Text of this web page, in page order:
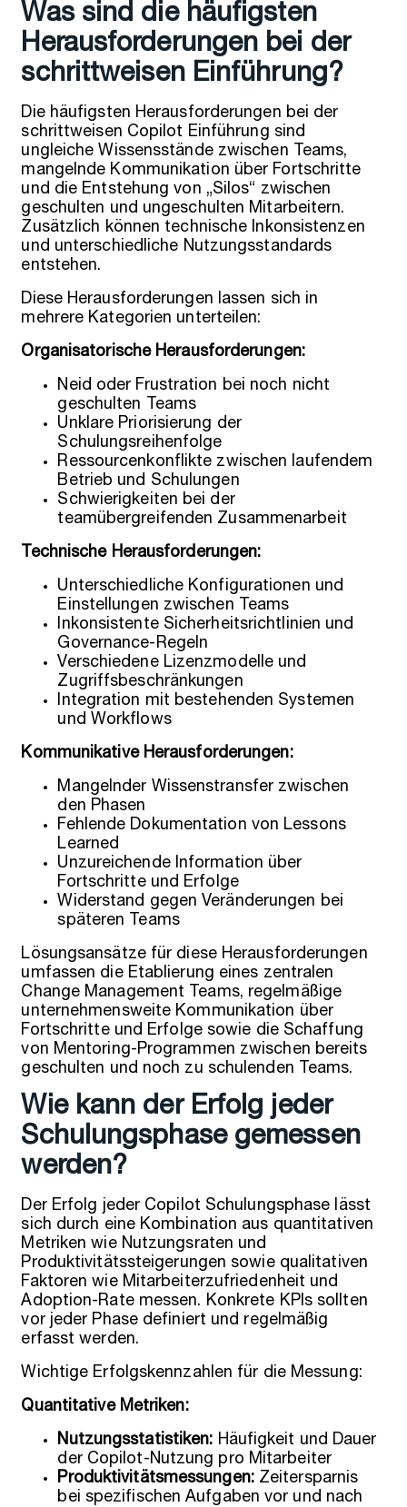
Was sind die häufigsten
Herausforderungen bei der
schrittweisen Einführung?
Die häufigsten Herausforderungen bei der
schrittweisen Copilot Einführung sind
ungleiche Wissensstände zwischen Teams,
mangelnde Kommunikation über Fortschritte
und die Entstehung von „Silos“ zwischen
geschulten und ungeschulten Mitarbeitern.
Zusätzlich können technische Inkonsistenzen
und unterschiedliche Nutzungsstandards
entstehen.
Diese Herausforderungen lassen sich in
mehrere Kategorien unterteilen:
Organisatorische Herausforderungen:
Neid oder Frustration bei noch nicht
geschulten Teams
Unklare Priorisierung der
Schulungsreihenfolge
Ressourcenkonflikte zwischen laufendem
Betrieb und Schulungen
Schwierigkeiten bei der
teamübergreifenden Zusammenarbeit
Technische Herausforderungen:
Unterschiedliche Konfigurationen und
Einstellungen zwischen Teams
Inkonsistente Sicherheitsrichtlinien und
Governance-Regeln
Verschiedene Lizenzmodelle und
Zugriffsbeschränkungen
Integration mit bestehenden Systemen
und Workflows
Kommunikative Herausforderungen:
Mangelnder Wissenstransfer zwischen
den Phasen
Fehlende Dokumentation von Lessons
Learned
Unzureichende Information über
Fortschritte und Erfolge
Widerstand gegen Veränderungen bei
späteren Teams
Lösungsansätze für diese Herausforderungen
umfassen die Etablierung eines zentralen
Change Management Teams, regelmäßige
unternehmensweite Kommunikation über
Fortschritte und Erfolge sowie die Schaffung
von Mentoring-Programmen zwischen bereits
geschulten und noch zu schulenden Teams.
Wie kann der Erfolg jeder
Schulungsphase gemessen
werden?
Der Erfolg jeder Copilot Schulungsphase lässt
sich durch eine Kombination aus quantitativen
Metriken wie Nutzungsraten und
Produktivitätssteigerungen sowie qualitativen
Faktoren wie Mitarbeiterzufriedenheit und
Adoption-Rate messen. Konkrete KPIs sollten
vor jeder Phase definiert und regelmäßig
erfasst werden.
Wichtige Erfolgskennzahlen für die Messung:
Quantitative Metriken:
Nutzungsstatistiken: Häufigkeit und Dauer
der Copilot-Nutzung pro Mitarbeiter
Produktivitätsmessungen:Zeitersparnis
bei spezifischen Aufgaben vor und nach